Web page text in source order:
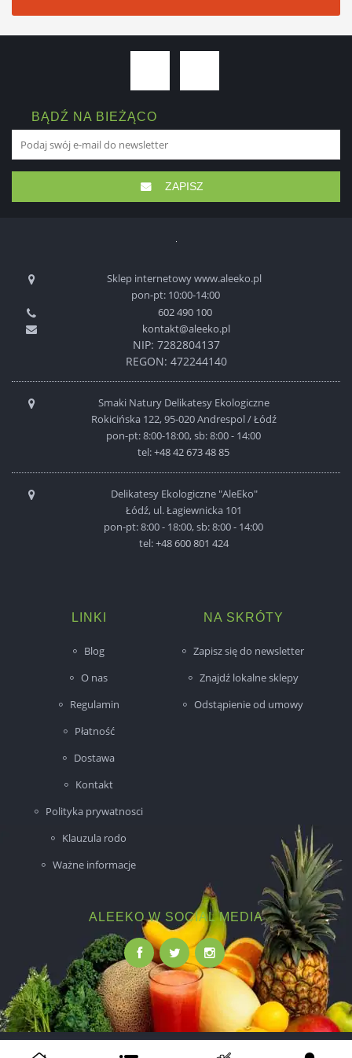
BĄDŹ NA BIEŻĄCO
ZAPISZ
Sklep internetowy www.aleeko.pl
pon-pt: 10:00-14:00
602 490 100
kontakt@aleeko.pl
NIP: 7282804137
REGON: 472244140
Smaki Natury Delikatesy Ekologiczne
Rokicińska 122, 95-020 Andrespol / Łódź
pon-pt: 8:00-18:00, sb: 8:00 - 14:00
tel:+48 42 673 48 85
Delikatesy Ekologiczne "AleEko"
Łódź, ul. Łagiewnicka 101
pon-pt: 8:00 - 18:00, sb: 8:00 - 14:00
tel:+48 600 801 424
LINKI
Blog
O nas
Regulamin
Płatność
Dostawa
Kontakt
Polityka prywatnosci
Klauzula rodo
Ważne informacje
NA SKRÓTY
Zapisz się do newsletter
Znajdź lokalne sklepy
Odstąpienie od umowy
ALEEKO W SOCIAL MEDIA